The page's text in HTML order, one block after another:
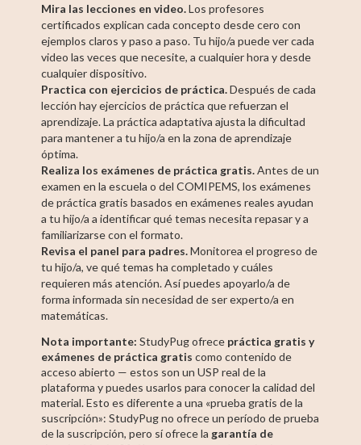
Mira las lecciones en video.Los profesores
certificados explican cada concepto desde cero con
ejemplos claros y paso a paso. Tu hijo/a puede ver cada
video las veces que necesite, a cualquier hora y desde
cualquier dispositivo.
Practica con ejercicios de práctica.Después de cada
lección hay ejercicios de práctica que refuerzan el
aprendizaje. La práctica adaptativa ajusta la dificultad
para mantener a tu hijo/a en la zona de aprendizaje
óptima.
Realiza los exámenes de práctica gratis.Antes de un
examen en la escuela o del COMIPEMS, los exámenes
de práctica gratis basados en exámenes reales ayudan
a tu hijo/a a identificar qué temas necesita repasar y a
familiarizarse con el formato.
Revisa el panel para padres.Monitorea el progreso de
tu hijo/a, ve qué temas ha completado y cuáles
requieren más atención. Así puedes apoyarlo/a de
forma informada sin necesidad de ser experto/a en
matemáticas.
Nota importante: StudyPug ofrece práctica gratis y
exámenes de práctica gratis como contenido de
acceso abierto — estos son un USP real de la
plataforma y puedes usarlos para conocer la calidad del
material. Esto es diferente a una «prueba gratis de la
suscripción»: StudyPug no ofrece un período de prueba
de la suscripción, pero sí ofrece la garantía de